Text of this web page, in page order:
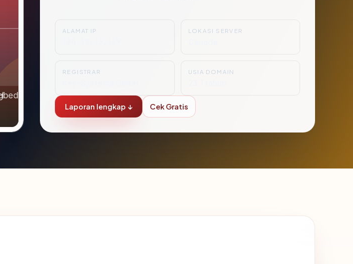
ALAMAT IP LOKASI SERVER
REGISTRAR USIA DOMAIN
Laporan lengkap ↓ Cek Gratis